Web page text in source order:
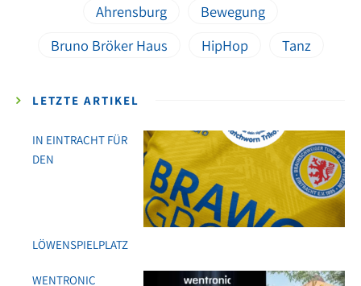
Ahrensburg
Bewegung
Bruno Bröker Haus
HipHop Tanz
LETZTE ARTIKEL
IN EINTRACHT FÜR
DEN
LÖWENSPIELPLATZ
WENTRONIC